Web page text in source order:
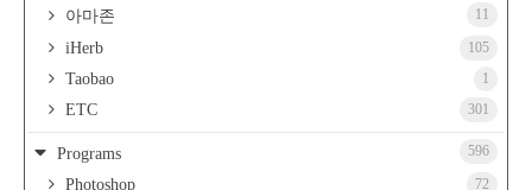
아마존 11
iHerb 105
Taobao 1
ETC 301
Programs 596
Photoshop 72